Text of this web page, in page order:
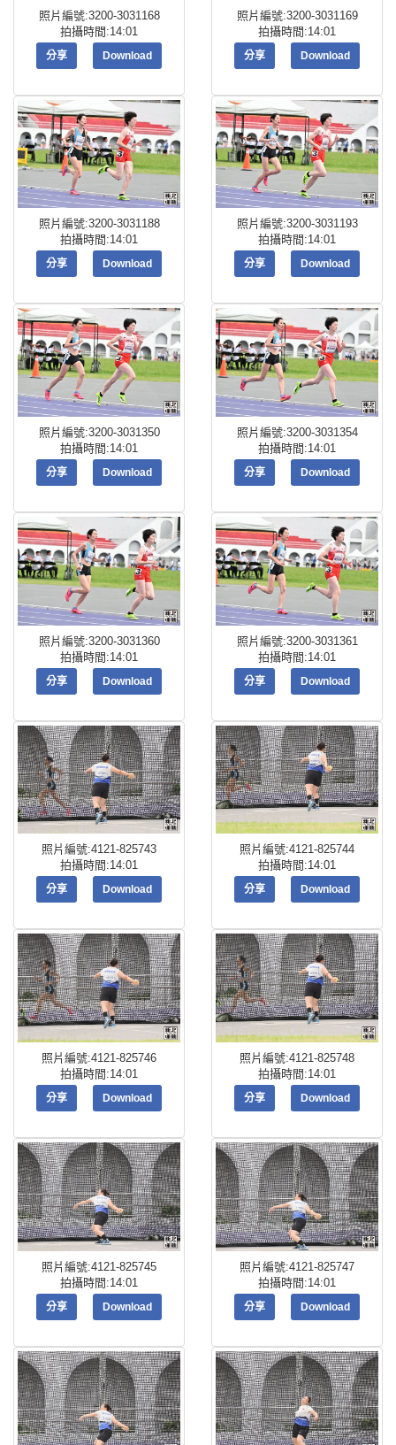
照片編號:3200-3031168
拍攝時間:14:01
分享 Download
照片編號:3200-3031169
拍攝時間:14:01
分享 Download
照片編號:3200-3031188
拍攝時間:14:01
分享 Download
照片編號:3200-3031193
拍攝時間:14:01
分享 Download
照片編號:3200-3031350
拍攝時間:14:01
分享 Download
照片編號:3200-3031354
拍攝時間:14:01
分享 Download
照片編號:3200-3031360
拍攝時間:14:01
分享 Download
照片編號:3200-3031361
拍攝時間:14:01
分享 Download
照片編號:4121-825743
拍攝時間:14:01
分享 Download
照片編號:4121-825744
拍攝時間:14:01
分享 Download
照片編號:4121-825746
拍攝時間:14:01
分享 Download
照片編號:4121-825748
拍攝時間:14:01
分享 Download
照片編號:4121-825745
拍攝時間:14:01
分享 Download
照片編號:4121-825747
拍攝時間:14:01
分享 Download